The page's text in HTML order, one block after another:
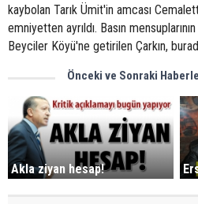
kaybolan Tarık Ümit'in amcası
emniyetten ayrıldı. Basın
Beyciler Köyü'ne getirilen Çarkın,
Önceki ve Sonraki
Akla ziyan hesap!